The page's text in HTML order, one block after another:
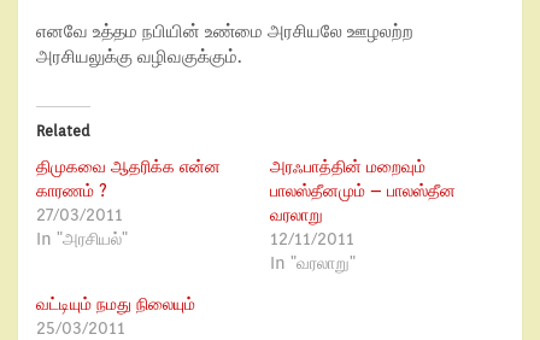
எனவே உத்தம நபியின் உண்மை அரசியலே ஊழலற்ற
அரசியலுக்கு வழிவகுக்கும்.
Related
திமுகவை ஆதரிக்க என்ன
காரணம் ?
27/03/2011
In "அரசியல்"
அரஃபாத்தின் மறைவும்
பாலஸ்தீனமும் – பாலஸ்தீன
வரலாறு
12/11/2011
In "வரலாறு"
வட்டியும் நமது நிலையும்
25/03/2011